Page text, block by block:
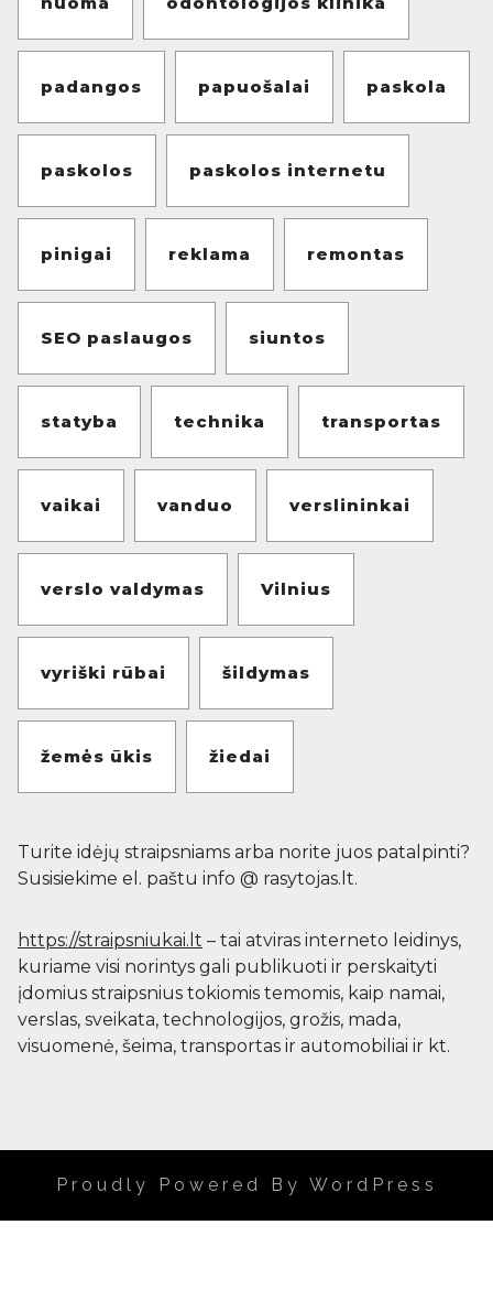
padangos papuošalai paskola
paskolos paskolos internetu
pinigai reklama remontas
SEO paslaugos siuntos
statyba technika transportas
vaikai vanduo verslininkai
verslo valdymas Vilnius
vyriški rūbai šildymas
žemės ūkis žiedai
Turite idėjų straipsniams arba norite juos patalpinti?
Susisiekime el. paštu info @ rasytojas.lt.
https://straipsniukai.lt – tai atviras interneto leidinys,
kuriame visi norintys gali publikuoti ir perskaityti
įdomius straipsnius tokiomis temomis, kaip namai,
verslas, sveikata, technologijos, grožis, mada,
visuomenė, šeima, transportas ir automobiliai ir kt.
Proudly Powered By WordPress